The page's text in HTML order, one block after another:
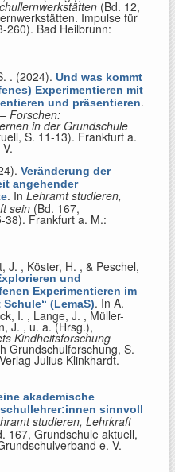
(Bd. 12,
Impulse für
260). Bad Heilbrunn:
. (2024). Und was kommt
Experimentieren mit
und präsentieren.
Forschen:
in der Grundschule
S. 11-13). Frankfurt a.
Veränderung der
angehender
. In Lehramt studieren,
sein (Bd. 167,
38). Frankfurt a. M.:
J. , Köster, H. , & Peschel,
und
Experimentieren im
(LemaS). In A.
I. , Lange, J. , Müller-
J. , u. a. (Hrsg.),
Kindheitsforschung
Grundschulforschung, S.
Julius Klinkhardt.
akademische
sinnvoll
studieren, Lehrkraft
167, Grundschule aktuell,
e. V.